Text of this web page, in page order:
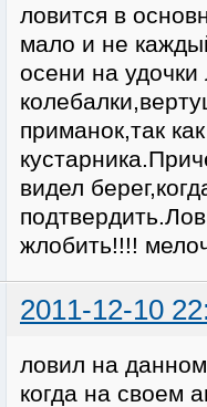
ловится в
мало и не
осени на
приманок,так
видел
жлобить!!!!
2011-12-10
ловил на
когда на своем